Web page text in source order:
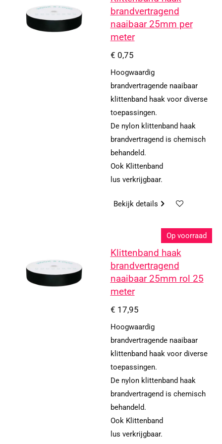
brandvertragend
naaibaar 25mm per
meter
€ 0,75
Hoogwaardig
brandvertragende naaibaar
klittenband haak voor diverse
toepassingen.
De nylon klittenband haak
brandvertragend is chemisch
behandeld.
Ook Klittenband
lus verkrijgbaar.
Bekijk details
Op voorraad
Klittenband haak
brandvertragend
naaibaar 25mm rol 25
meter
€ 17,95
Hoogwaardig
brandvertragende naaibaar
klittenband haak voor diverse
toepassingen.
De nylon klittenband haak
brandvertragend is chemisch
behandeld.
Ook Klittenband
lus verkrijgbaar.